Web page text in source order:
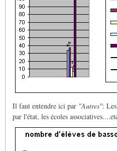
Il faut entendre ici par "Autres":
par l'état, les écoles